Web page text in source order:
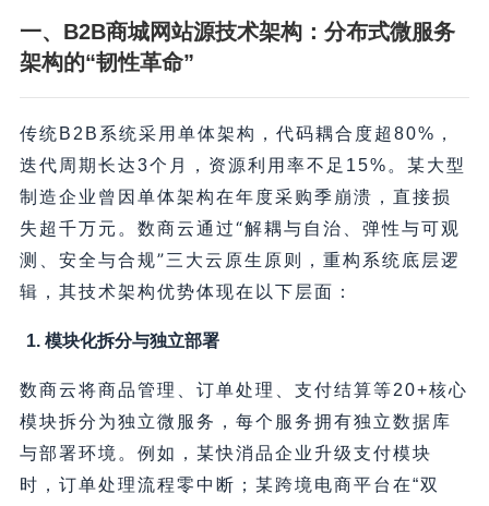
一、B2B商城网站源技术架构：分布式微服务
架构的“韧性革命”
传统B2B系统采用单体架构，代码耦合度超80%，
迭代周期长达3个月，资源利用率不足15%。某大型
制造企业曾因单体架构在年度采购季崩溃，直接损
失超千万元。数商云通过“解耦与自治、弹性与可观
测、安全与合规”三大云原生原则，重构系统底层逻
辑，其技术架构优势体现在以下层面：
1. 模块化拆分与独立部署
数商云将商品管理、订单处理、支付结算等20+核心
模块拆分为独立微服务，每个服务拥有独立数据库
与部署环境。例如，某快消品企业升级支付模块
时，订单处理流程零中断；某跨境电商平台在“双